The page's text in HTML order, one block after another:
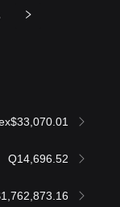
Q14,696.52